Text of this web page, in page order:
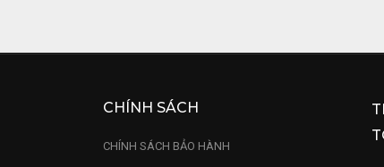
CHÍNH SÁCH
CHÍNH SÁCH BẢO HÀNH